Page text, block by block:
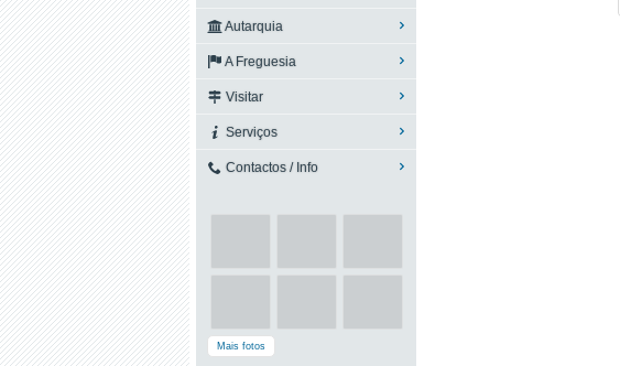
Autarquia
A Freguesia
Visitar
Serviços
Contactos / Info
Mais fotos